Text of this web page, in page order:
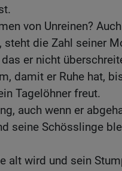
von Unreinen?
steht die Zahl seiner
er nicht
damit er Ruhe hat,
Tagelöhner freut.
auch wenn er
seine Schösslinge
alt wird und sein